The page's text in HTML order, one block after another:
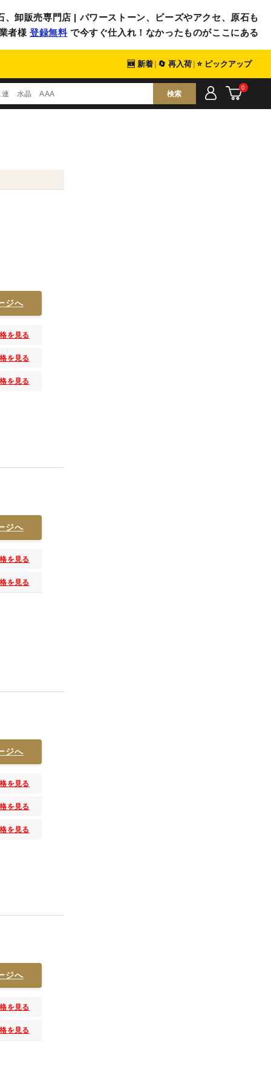
、卸販売専門店 | パワーストーン、ビーズやアクセ、原石も
者様 登録無料で今すぐ仕入れ！なかったものがここにある
🆕 新着 🔄 再入荷 ⭐ ピックアップ
検索
0
ジへ
を見る
を見る
を見る
ジへ
を見る
を見る
ジへ
を見る
を見る
を見る
ジへ
を見る
を見る